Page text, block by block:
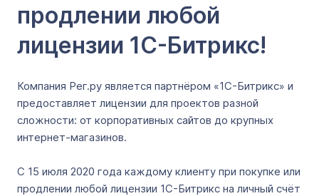
продлении любой
лицензии 1С-Битрикс!
Компания Рег.ру является партнёром «1С-Битрикс» и
предоставляет лицензии для проектов разной
сложности: от корпоративных сайтов до крупных
интернет-магазинов.
С 15 июля 2020 года каждому клиенту при покупке или
продлении любой лицензии 1С-Битрикс на личный счёт